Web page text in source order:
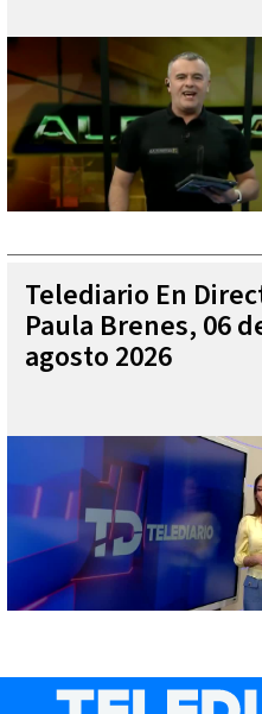
Telediario En
Paula Brenes, 06
agosto 2026